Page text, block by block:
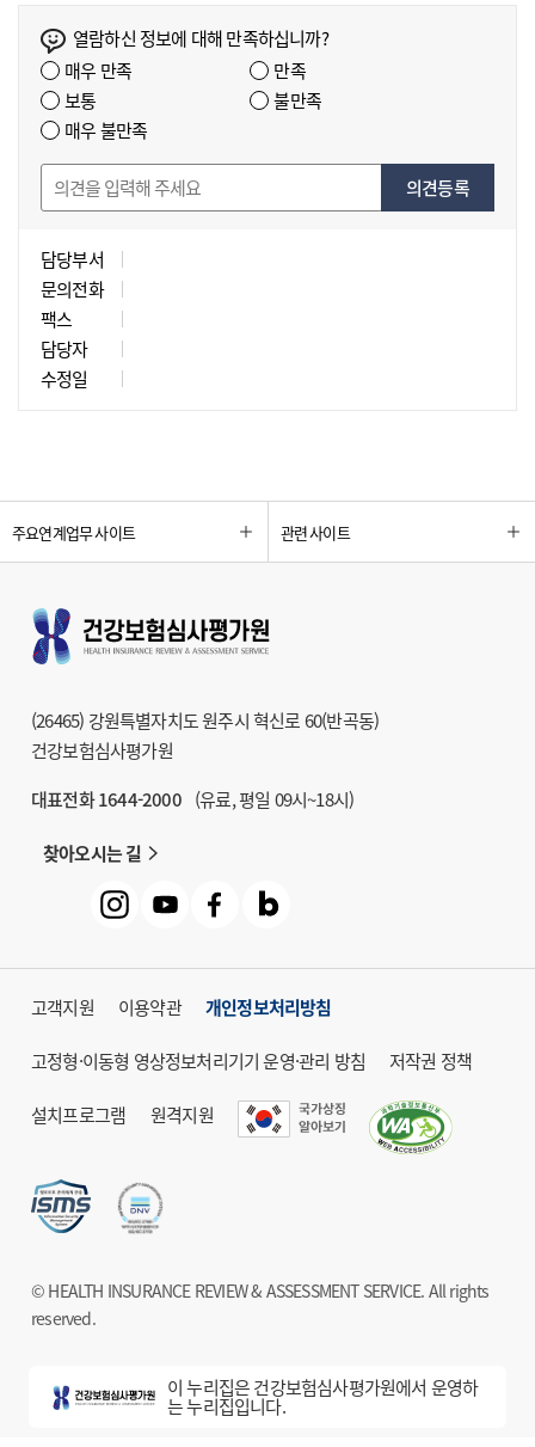
열람하신 정보에 대해 만족하십니까?
매우 만족
만족
보통
불만족
매우 불만족
의견등록
담당부서
문의전화
팩스
담당자
수정일
주요연계업무 사이트 관련 사이트
(26465) 강원특별자치도 원주시 혁신로 60(반곡동)
건강보험심사평가원
대표전화 1644-2000 (유료, 평일 09시~18시)
찾아오시는 길
고객지원 이용약관 개인정보처리방침
고정형·이동형 영상정보처리기기 운영·관리 방침 저작권 정책
설치프로그램 원격지원
© HEALTH INSURANCE REVIEW & ASSESSMENT SERVICE. All rights
reserved.
이 누리집은 건강보험심사평가원에서 운영하
는 누리집입니다.